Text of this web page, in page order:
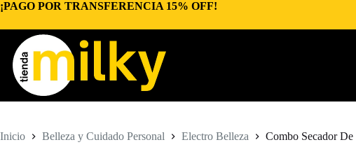
Saltar
contenido
¡PAGO POR TRANSFERENCIA 15% OFF!
Inicio Belleza y Cuidado Personal Electro Belleza Combo Secador